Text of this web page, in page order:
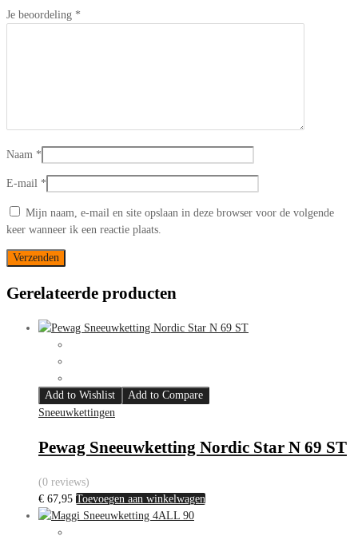
Je beoordeling *
Naam *
E-mail *
Mijn naam, e-mail en site opslaan in deze browser voor de volgende
keer wanneer ik een reactie plaats.
Gerelateerde producten
Add to Wishlist
Add to Compare
Sneeuwkettingen
Pewag Sneeuwketting Nordic Star N 69 ST
(0 reviews)
€ 67,95 Toevoegen aan winkelwagen